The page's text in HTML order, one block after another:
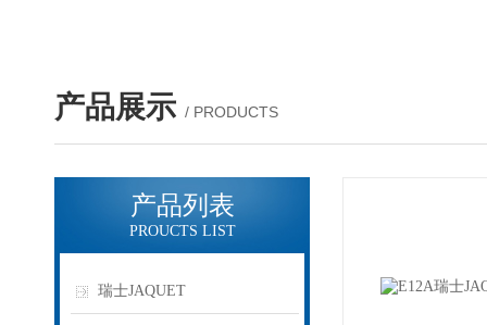
产品展示 / PRODUCTS
产品列表
PROUCTS LIST
瑞士JAQUET